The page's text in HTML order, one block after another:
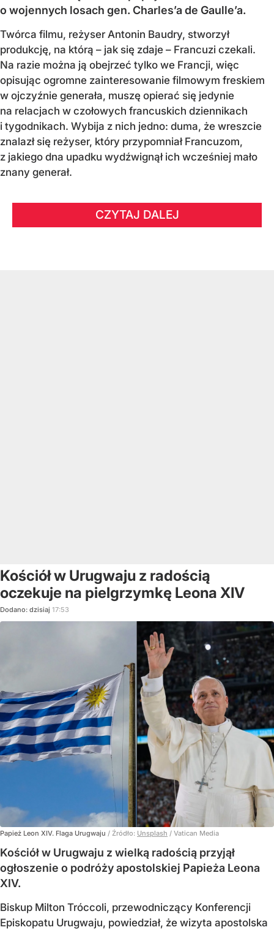
o wojennych losach gen. Charles’a de Gaulle’a.
Twórca filmu, reżyser Antonin Baudry, stworzył
produkcję, na którą – jak się zdaje – Francuzi czekali.
Na razie można ją obejrzeć tylko we Francji, więc
opisując ogromne zainteresowanie filmowym freskiem
w ojczyźnie generała, muszę opierać się jedynie
na relacjach w czołowych francuskich dziennikach
i tygodnikach. Wybija z nich jedno: duma, że wreszcie
znalazł się reżyser, który przypomniał Francuzom,
z jakiego dna upadku wydźwignął ich wcześniej mało
znany generał.
CZYTAJ DALEJ
Kościół w Urugwaju z radością
oczekuje na pielgrzymkę Leona XIV
Dodano: dzisiaj 17:53
Papież Leon XIV. Flaga Urugwaju / Źródło: Unsplash / Vatican Media
Kościół w Urugwaju z wielką radością przyjął
ogłoszenie o podróży apostolskiej Papieża Leona
XIV.
Biskup Milton Tróccoli, przewodniczący Konferencji
Episkopatu Urugwaju, powiedział, że wizyta apostolska